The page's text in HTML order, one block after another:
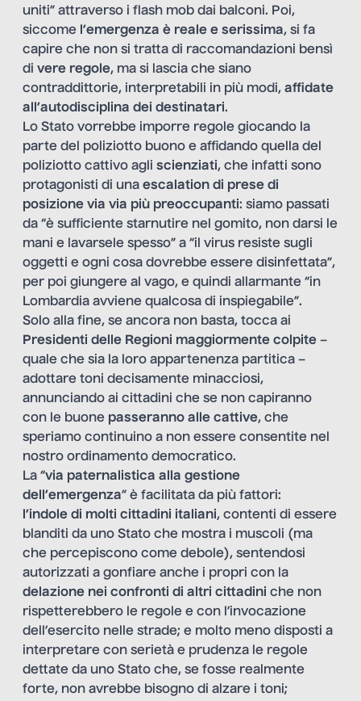
uniti” attraverso i flash mob dai balconi. Poi,
siccome l’emergenza è reale e serissima, si fa
capire che non si tratta di raccomandazioni bensì
di vere regole, ma si lascia che siano
contraddittorie, interpretabili in più modi, affidate
all’autodisciplina dei destinatari.
Lo Stato vorrebbe imporre regole giocando la
parte del poliziotto buono e affidando quella del
poliziotto cattivo agli scienziati, che infatti sono
protagonisti di una escalation di prese di
posizione via via più preoccupanti: siamo passati
da “è sufficiente starnutire nel gomito, non darsi le
mani e lavarsele spesso” a “il virus resiste sugli
oggetti e ogni cosa dovrebbe essere disinfettata”,
per poi giungere al vago, e quindi allarmante “in
Lombardia avviene qualcosa di inspiegabile”.
Solo alla fine, se ancora non basta, tocca ai
Presidenti delle Regioni maggiormente colpite –
quale che sia la loro appartenenza partitica –
adottare toni decisamente minacciosi,
annunciando ai cittadini che se non capiranno
con le buone passeranno alle cattive, che
speriamo continuino a non essere consentite nel
nostro ordinamento democratico.
La “via paternalistica alla gestione
dell’emergenza” è facilitata da più fattori:
l’indole di molti cittadini italiani, contenti di essere
blanditi da uno Stato che mostra i muscoli (ma
che percepiscono come debole), sentendosi
autorizzati a gonfiare anche i propri con la
delazione nei confronti di altri cittadini che non
rispetterebbero le regole e con l’invocazione
dell’esercito nelle strade; e molto meno disposti a
interpretare con serietà e prudenza le regole
dettate da uno Stato che, se fosse realmente
forte, non avrebbe bisogno di alzare i toni;